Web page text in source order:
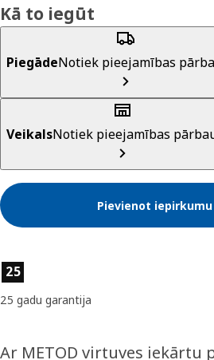
Kā to iegūt
PiegādeNotiek pieejamības
VeikalsNotiek pieejamības
Pievienot
Preces īpašības
25
25 gadu garantija
Ar METOD virtuves iekārtu